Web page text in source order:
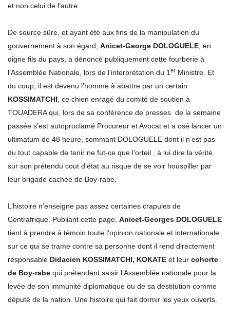
et non celui de l’autre.
De source sûre, et ayant été aux fins de la manipulation du
gouvernement à son égard, Anicet-George DOLOGUELE, en
digne fils du pays, a dénoncé publiquement cette fourberie à
l’Assemblée Nationale, lors de l’interprétation du 1er Ministre. Et
du coup, il est devenu l’homme à abattre par un certain
KOSSIMATCHI, ce chien enragé du comité de soutien à
TOUADERA qui, lors de sa conférence de presses de la semaine
passée s’est autoproclamé Procureur et Avocat et a osé lancer un
ultimatum de 48 heure, sommant DOLOGUELE dont il n’est pas
du tout capable de tenir ne fut-ce que l’orteil , à lui dire la vérité
sur son prétendu cout d’état au risque de se voir houspiller par
leur brigade cachée de Boy-rabe.
L’histoire n’enseigne pas assez certaines crapules de
Centrafrique. Publiant cette page, Anicet-Georges DOLOGUELE
tient à prendre à témoin toute l’opinion nationale et internationale
sur ce qui se trame contre sa personne dont il rend directement
responsable Didacien KOSSIMATCHI, KOKATE et leur cohorte
de Boy-rabe qui prétendent saisir l’Assemblée nationale pour la
levée de son immunité diplomatique ou de sa destitution comme
député de la nation. Une histoire qui fait dormir les yeux ouverts.